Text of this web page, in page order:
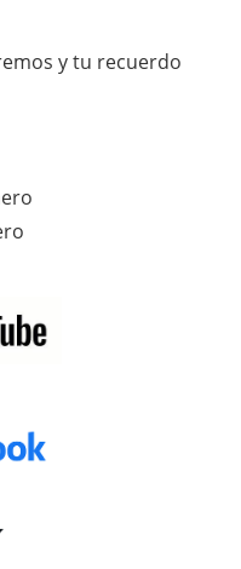
y tu recuerdo